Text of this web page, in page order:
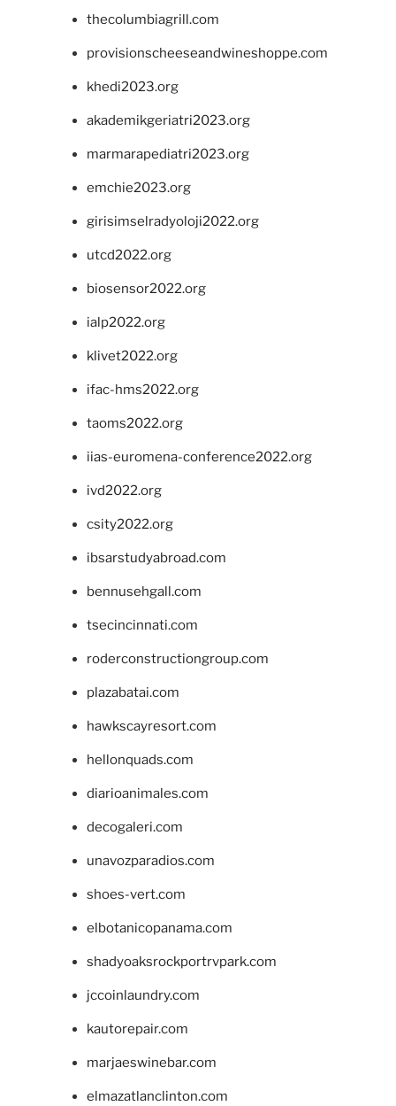
thecolumbiagrill.com
provisionscheeseandwineshoppe.com
khedi2023.org
akademikgeriatri2023.org
marmarapediatri2023.org
emchie2023.org
girisimselradyoloji2022.org
utcd2022.org
biosensor2022.org
ialp2022.org
klivet2022.org
ifac-hms2022.org
taoms2022.org
iias-euromena-conference2022.org
ivd2022.org
csity2022.org
ibsarstudyabroad.com
bennusehgall.com
tsecincinnati.com
roderconstructiongroup.com
plazabatai.com
hawkscayresort.com
hellonquads.com
diarioanimales.com
decogaleri.com
unavozparadios.com
shoes-vert.com
elbotanicopanama.com
shadyoaksrockportrvpark.com
jccoinlaundry.com
kautorepair.com
marjaeswinebar.com
elmazatlanclinton.com